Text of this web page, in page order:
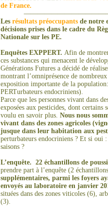
de France.
Les résultats préoccupants de notre
décisions prises dans le cadre du
Nationale sur les PE.
Enquêtes EXPPERT. Afin de
ces substances qui menacent le
Générations Futures a décidé de
montrant l’omniprésence de
exposition importante de la
PERTurbateurs endocriniens).
Parce que les personnes vivant dans
exposées aux pesticides, dont certains
voulu en savoir plus. Nous nous
vivant dans des zones agricoles (vig
jusque dans leur habitation aux
perturbateurs endocriniens ? Et si oui
saisons ?
L’enquête. 22 échantillons de
prendre part à l’enquête (2
supplémentaires, parmi les foyers
envoyés au laboratoire en janvier
situées dans des zones viticoles (6),
(3).